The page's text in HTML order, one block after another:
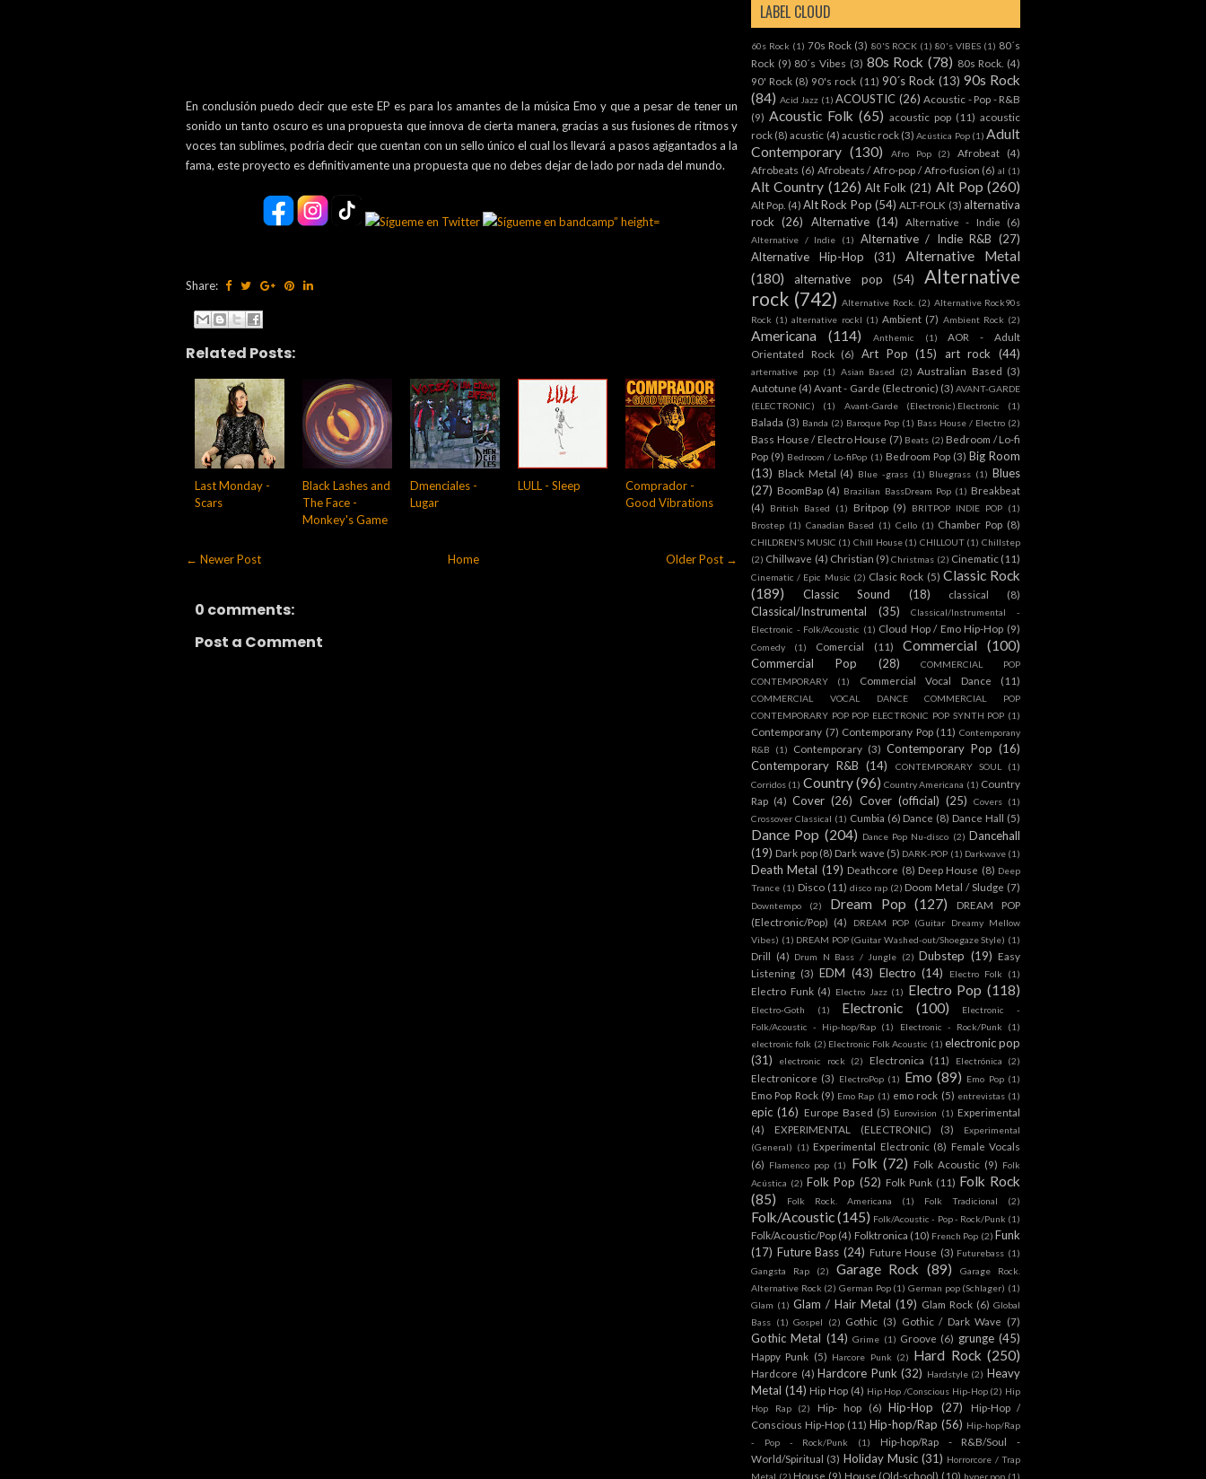
En conclusión puedo decir que este EP es para los amantes de la música Emo y que a pesar de tener un
sonido un tanto oscuro es una propuesta que innova de cierta manera, gracias a sus fusiones de ritmos y
voces tan sublimes, podría decir que cuentan con un sello único el cual los llevará a pasos agigantados a la
fama, este proyecto es definitivamente una propuesta que no debes dejar de lado por nada del mundo.
Share:
Related Posts:
Last Monday -
Scars
Black Lashes and
The Face -
Monkey's Game
Dmenciales -
Lugar
LULL - Sleep
Comprador -
Good Vibrations
← Newer Post Older Post →
Home
0 comments:
Post a Comment
LABEL CLOUD
60s Rock (1) 70s Rock (3) 80'S ROCK (1) 80's VIBES (1) 80´s
Rock (9) 80´s Vibes (3) 80s Rock (78) 80s Rock. (4)
90' Rock (8) 90's rock (11) 90´s Rock (13) 90s Rock
(84) Acid Jazz (1) ACOUSTIC (26) Acoustic - Pop - R&B
(9) Acoustic Folk (65) acoustic pop (11) acoustic
rock (8) acustic (4) acustic rock (3) Acústica Pop (1) Adult
Contemporary (130) Afro Pop (2) Afrobeat
(4)
Afrobeats (6) Afrobeats / Afro-pop / Afro-fusion (6) al (1)
Alt Country (126) Alt Folk (21) Alt Pop (260)
Alt Pop. (4) Alt Rock Pop (54) ALT-FOLK (3) alternativa
rock (26) Alternative (14) Alternative - Indie (6)
Alternative / Indie (1) Alternative / Indie R&B (27)
Alternative Hip-Hop
(31)
Alternative Metal
(180)
alternative pop (54)
Alternative
rock (742) Alternative Rock. (2) Alternative Rock90s
Rock (1) alternative rockl (1) Ambient (7) Ambient Rock (2)
Americana (114) Anthemic (1)
AOR - Adult
Orientated Rock (6) Art Pop (15) art rock (44)
arternative pop (1) Asian Based (2) Australian Based (3)
Autotune (4) Avant - Garde (Electronic) (3) AVANT-GARDE
(ELECTRONIC)
(1) Avant-Garde (Electronic).Electronic (1)
Balada (3) Banda (2) Baroque Pop (1) Bass House / Electro (2)
Bass House / Electro House (7) Beats (2) Bedroom / Lo-fi
Pop (9) Bedroom / Lo-fiPop (1) Bedroom Pop (3) Big Room
(13) Black Metal (4) Blue -grass (1) Bluegrass (1) Blues
(27) BoomBap (4) Brazilian BassDream Pop (1) Breakbeat
(4)
British Based (1) Britpop (9) BRITPOP INDIE POP (1)
Brostep (1) Canadian Based (1) Cello (1) Chamber Pop (8)
CHILDREN'S MUSIC (1) Chill House (1) CHILLOUT (1) Chillstep
(2) Chillwave (4) Christian (9) Christmas (2) Cinematic (11)
Cinematic / Epic Music (2) Clasic Rock (5) Classic Rock
(189)
Classic Sound (18) classical (8)
Classical/Instrumental (35)
Classical/Instrumental -
Electronic - Folk/Acoustic (1) Cloud Hop / Emo Hip-Hop (9)
Comedy (1) Comercial (11) Commercial (100)
Commercial Pop (28)
COMMERCIAL POP
CONTEMPORARY
(1) Commercial Vocal Dance (11)
COMMERCIAL VOCAL DANCE COMMERCIAL POP
CONTEMPORARY POP POP ELECTRONIC POP SYNTH POP (1)
Contemporany (7) Contemporany Pop (11) Contemporany
R&B
(1) Contemporary (3) Contemporary Pop (16)
Contemporary R&B (14) CONTEMPORARY SOUL
(1)
Corridos (1) Country(96) Country Americana (1) Country
Rap (4) Cover (26) Cover (official) (25) Covers (1)
Crossover Classical (1) Cumbia (6) Dance (8) Dance Hall (5)
Dance Pop (204) Dance Pop Nu-disco (2) Dancehall
(19) Dark pop (8) Dark wave (5) DARK-POP (1) Darkwave (1)
Death Metal (19) Deathcore (8) Deep House (8) Deep
Trance (1) Disco (11) disco rap (2) Doom Metal / Sludge (7)
Downtempo (2) Dream Pop (127)
DREAM POP
(Electronic/Pop) (4)
DREAM POP (Guitar Dreamy Mellow
Vibes) (1) DREAM POP (Guitar Washed-out/Shoegaze Style) (1)
Drill (4) Drum N Bass / Jungle (2) Dubstep (19) Easy
Listening (3) EDM (43) Electro (14) Electro Folk (1)
Electro Funk (4) Electro Jazz (1) Electro Pop (118)
Electro-Goth (1) Electronic (100)
Electronic -
Folk/Acoustic - Hip-hop/Rap (1) Electronic - Rock/Punk
(1)
electronic folk (2) Electronic Folk Acoustic (1) electronic pop
(31)
electronic rock (2) Electronica (11) Electrónica (2)
Electronicore (3) ElectroPop (1) Emo (89) Emo Pop (1)
Emo Pop Rock (9) Emo Rap (1) emo rock (5) entrevistas (1)
epic (16) Europe Based (5) Eurovision (1) Experimental
(4)
EXPERIMENTAL (ELECTRONIC) (3)
Experimental
(General) (1) Experimental Electronic (8) Female Vocals
(6) Flamenco pop (1) Folk (72) Folk Acoustic (9) Folk
Acústica (2) Folk Pop (52) Folk Punk (11) Folk Rock
(85)
Folk Rock. Americana (1) Folk Tradicional (2)
Folk/Acoustic(145) Folk/Acoustic - Pop - Rock/Punk (1)
Folk/Acoustic/Pop (4) Folktronica (10) French Pop (2) Funk
(17) Future Bass (24) Future House (3) Futurebass (1)
Gangsta Rap
(2) Garage Rock (89)
Garage Rock.
Alternative Rock (2) German Pop (1) German pop (Schlager) (1)
Glam (1) Glam / Hair Metal (19) Glam Rock (6) Global
Bass (1) Gospel (2) Gothic (3) Gothic / Dark Wave (7)
Gothic Metal (14) Grime (1) Groove (6) grunge (45)
Happy Punk (5) Harcore Punk (2) Hard Rock (250)
Hardcore (4) Hardcore Punk (32) Hardstyle (2) Heavy
Metal (14) Hip Hop (4) Hip Hop /Conscious Hip-Hop (2) Hip
Hop Rap
(2) Hip- hop (6) Hip-Hop (27)
Hip-Hop /
Conscious Hip-Hop (11) Hip-hop/Rap (56) Hip-hop/Rap
- Pop - Rock/Punk
(1)
Hip-hop/Rap - R&B/Soul -
World/Spiritual (3) Holiday Music (31) Horrorcore / Trap
Metal (2) House (9) House (Old-school) (10) hyper pop (1)